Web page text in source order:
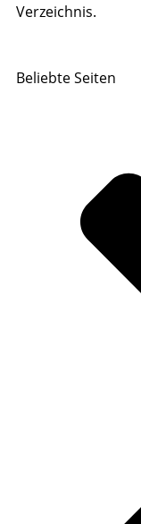
Verzeichnis.
Beliebte Seiten